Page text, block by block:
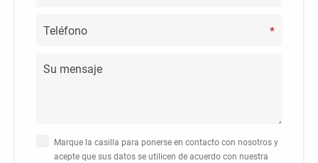
*
Marque la casilla para ponerse en contacto con nosotros y
acepte que sus datos se utilicen de acuerdo con nuestra